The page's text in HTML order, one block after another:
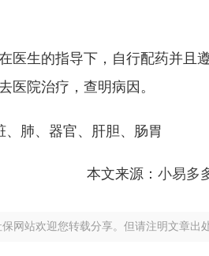
医生的指导下，自行配药并且
医院治疗，查明病因。
本文来源： 小易多
网站欢迎您转载分享。但请注明文章出